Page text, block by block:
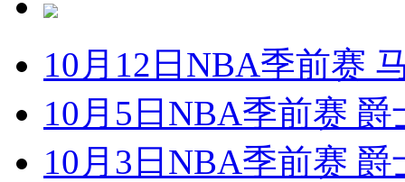
10月12日NBA季前赛
10月5日NBA季前赛
10月3日NBA季前赛